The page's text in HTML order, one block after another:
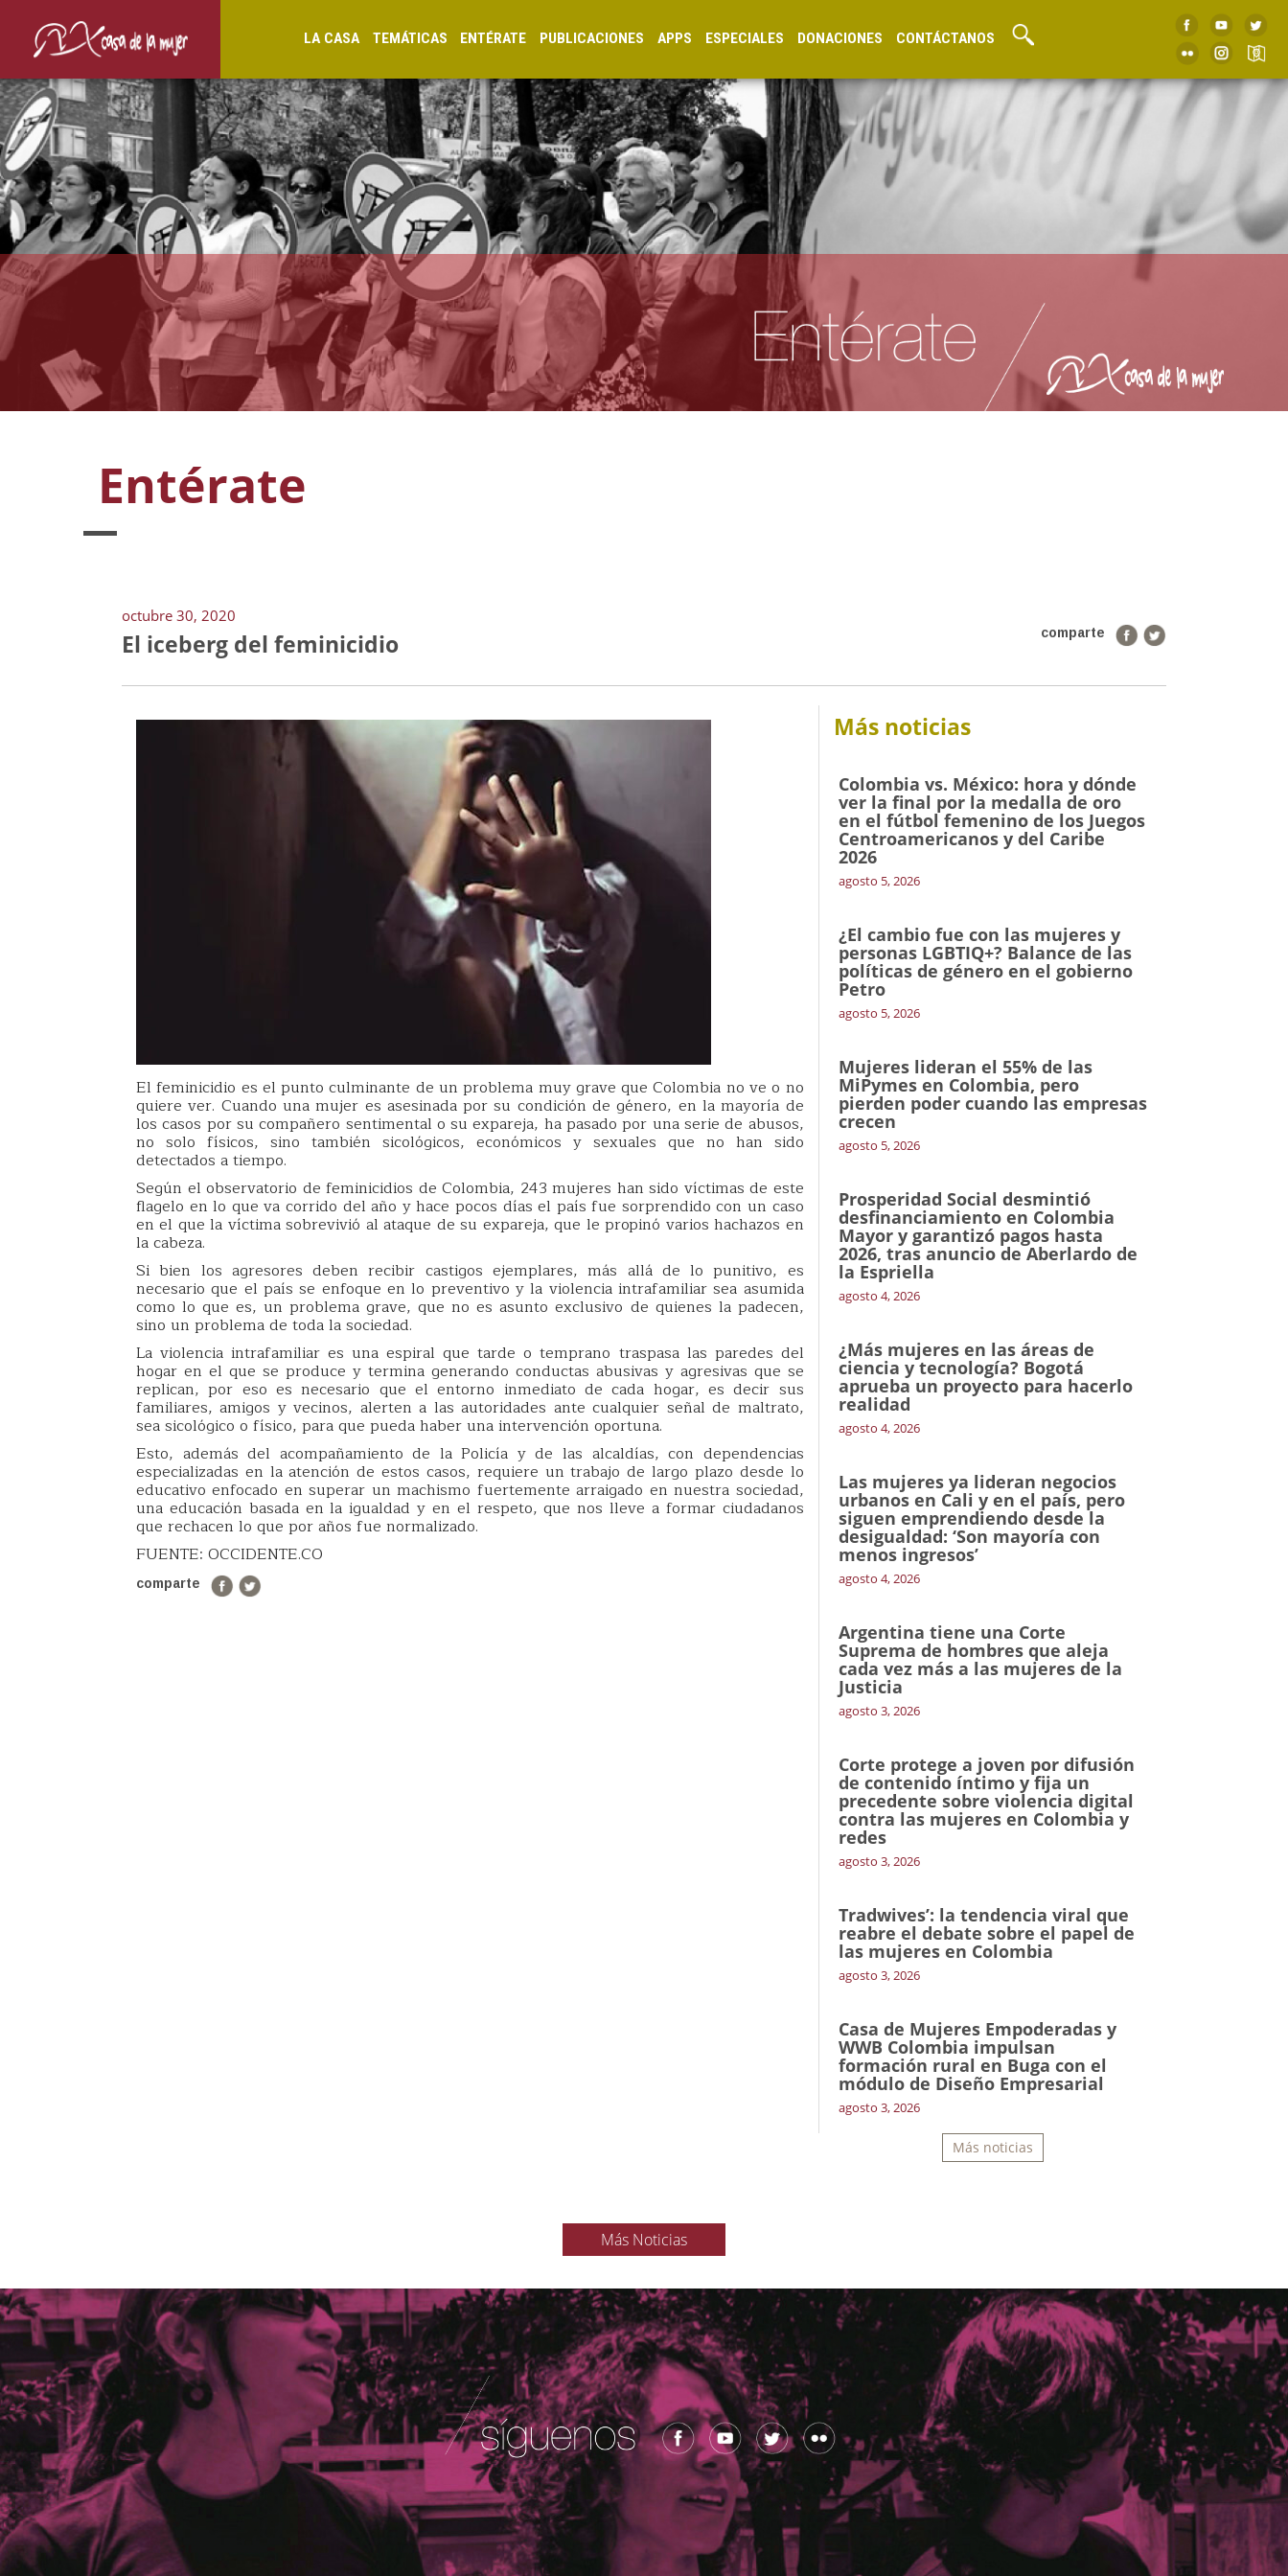
LA CASA TEMÁTICAS ENTÉRATE PUBLICACIONES APPS ESPECIALES DONACIONES CONTÁCTANOS
Entérate
octubre 30, 2020
comparte
El iceberg del feminicidio
El feminicidio es el punto culminante de un problema muy grave que Colombia no ve o no
quiere ver. Cuando una mujer es asesinada por su condición de género, en la mayoría de
los casos por su compañero sentimental o su expareja, ha pasado por una serie de abusos,
no solo físicos, sino también sicológicos, económicos y sexuales que no han sido
detectados a tiempo.
Según el observatorio de feminicidios de Colombia, 243 mujeres han sido víctimas de este
flagelo en lo que va corrido del año y hace pocos días el país fue sorprendido con un caso
en el que la víctima sobrevivió al ataque de su expareja, que le propinó varios hachazos en
la cabeza.
Si bien los agresores deben recibir castigos ejemplares, más allá de lo punitivo, es
necesario que el país se enfoque en lo preventivo y la violencia intrafamiliar sea asumida
como lo que es, un problema grave, que no es asunto exclusivo de quienes la padecen,
sino un problema de toda la sociedad.
La violencia intrafamiliar es una espiral que tarde o temprano traspasa las paredes del
hogar en el que se produce y termina generando conductas abusivas y agresivas que se
replican, por eso es necesario que el entorno inmediato de cada hogar, es decir sus
familiares, amigos y vecinos, alerten a las autoridades ante cualquier señal de maltrato,
sea sicológico o físico, para que pueda haber una intervención oportuna.
Esto, además del acompañamiento de la Policía y de las alcaldías, con dependencias
especializadas en la atención de estos casos, requiere un trabajo de largo plazo desde lo
educativo enfocado en superar un machismo fuertemente arraigado en nuestra sociedad,
una educación basada en la igualdad y en el respeto, que nos lleve a formar ciudadanos
que rechacen lo que por años fue normalizado.
FUENTE: OCCIDENTE.CO
comparte
Más noticias
Colombia vs. México: hora y dónde
ver la final por la medalla de oro
en el fútbol femenino de los Juegos
Centroamericanos y del Caribe
2026
agosto 5, 2026
¿El cambio fue con las mujeres y
personas LGBTIQ+? Balance de las
políticas de género en el gobierno
Petro
agosto 5, 2026
Mujeres lideran el 55% de las
MiPymes en Colombia, pero
pierden poder cuando las empresas
crecen
agosto 5, 2026
Prosperidad Social desmintió
desfinanciamiento en Colombia
Mayor y garantizó pagos hasta
2026, tras anuncio de Aberlardo de
la Espriella
agosto 4, 2026
¿Más mujeres en las áreas de
ciencia y tecnología? Bogotá
aprueba un proyecto para hacerlo
realidad
agosto 4, 2026
Las mujeres ya lideran negocios
urbanos en Cali y en el país, pero
siguen emprendiendo desde la
desigualdad: ‘Son mayoría con
menos ingresos’
agosto 4, 2026
Argentina tiene una Corte
Suprema de hombres que aleja
cada vez más a las mujeres de la
Justicia
agosto 3, 2026
Corte protege a joven por difusión
de contenido íntimo y fija un
precedente sobre violencia digital
contra las mujeres en Colombia y
redes
agosto 3, 2026
Tradwives’: la tendencia viral que
reabre el debate sobre el papel de
las mujeres en Colombia
agosto 3, 2026
Casa de Mujeres Empoderadas y
WWB Colombia impulsan
formación rural en Buga con el
módulo de Diseño Empresarial
agosto 3, 2026
Más noticias
Más Noticias